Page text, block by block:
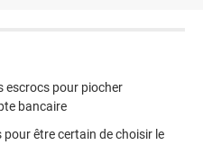
escrocs pour piocher
bancaire
être certain de choisir le